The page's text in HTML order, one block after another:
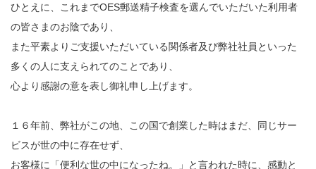
ひとえに、これまでOES郵送精子検査を選んでいただいた利用者
の皆さまのお陰であり、
また平素よりご支援いただいている関係者及び弊社社員といった
多くの人に支えられてのことであり、
心より感謝の意を表し御礼申し上げます。
１６年前、弊社がこの地、この国で創業した時はまだ、同じサー
ビスが世の中に存在せず、
お客様に「便利な世の中になったね。」と言われた時に、感動と